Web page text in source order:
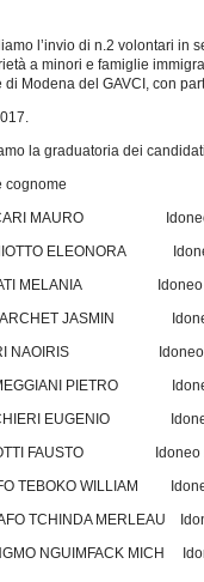
l’invio di n.2 volontari in
a minori e famiglie
di Modena del GAVCI, con
la graduatoria dei
cognome
MAURO Idoneo
ELEONORA
MELANIA Idoneo
JASMIN
NAOIRIS Idoneo
PIETRO
EUGENIO Idoneo
FAUSTO Idoneo
TEBOKO WILLIAM
TCHINDA MERLEAU
NGUIMFACK MICH